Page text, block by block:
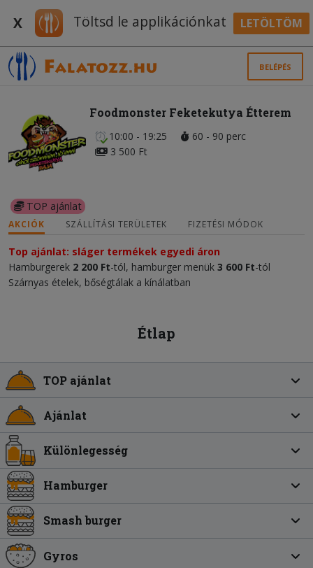
X Töltsd le applikációnkat LETÖLTÖM
BELÉPÉS
Foodmonster Feketekutya Étterem
10:00 - 19:25
60 - 90 perc
3 500 Ft
TOP ajánlat
AKCIÓK SZÁLLÍTÁSI TERÜLETEK FIZETÉSI MÓDOK
Top ajánlat: sláger termékek egyedi áron
Hamburgerek 2 200 Ft-tól, hamburger menük 3 600 Ft-tól
Szárnyas ételek, bőségtálak a kínálatban
Étlap
TOP ajánlat
Ajánlat
Különlegesség
Hamburger
Smash burger
Gyros